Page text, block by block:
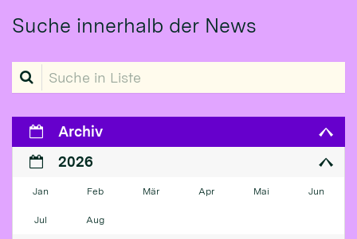
Suche innerhalb der News
Suche in Liste
Archiv
2026
Jan Feb Mär Apr Mai Jun
Jul Aug